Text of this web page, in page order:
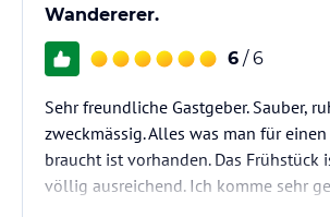
Wandererer.
6 / 6
Sehr freundliche Gastgeber. Sauber,
zweckmässig. Alles was man für
braucht ist vorhanden. Das Frühstück
völlig ausreichend. Ich komme sehr